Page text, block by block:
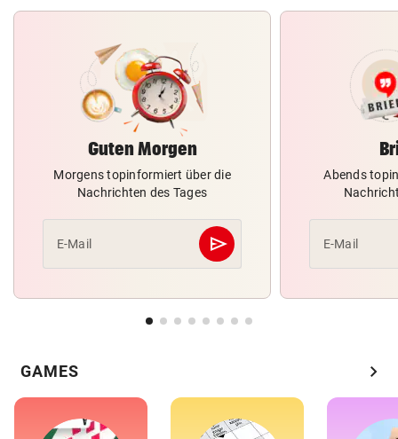
Guten Morgen
Morgens topinformiert über die
Nachrichten des Tages
E-Mail send
Abschicken
Abends
E-Mail
GAMES chevron_right